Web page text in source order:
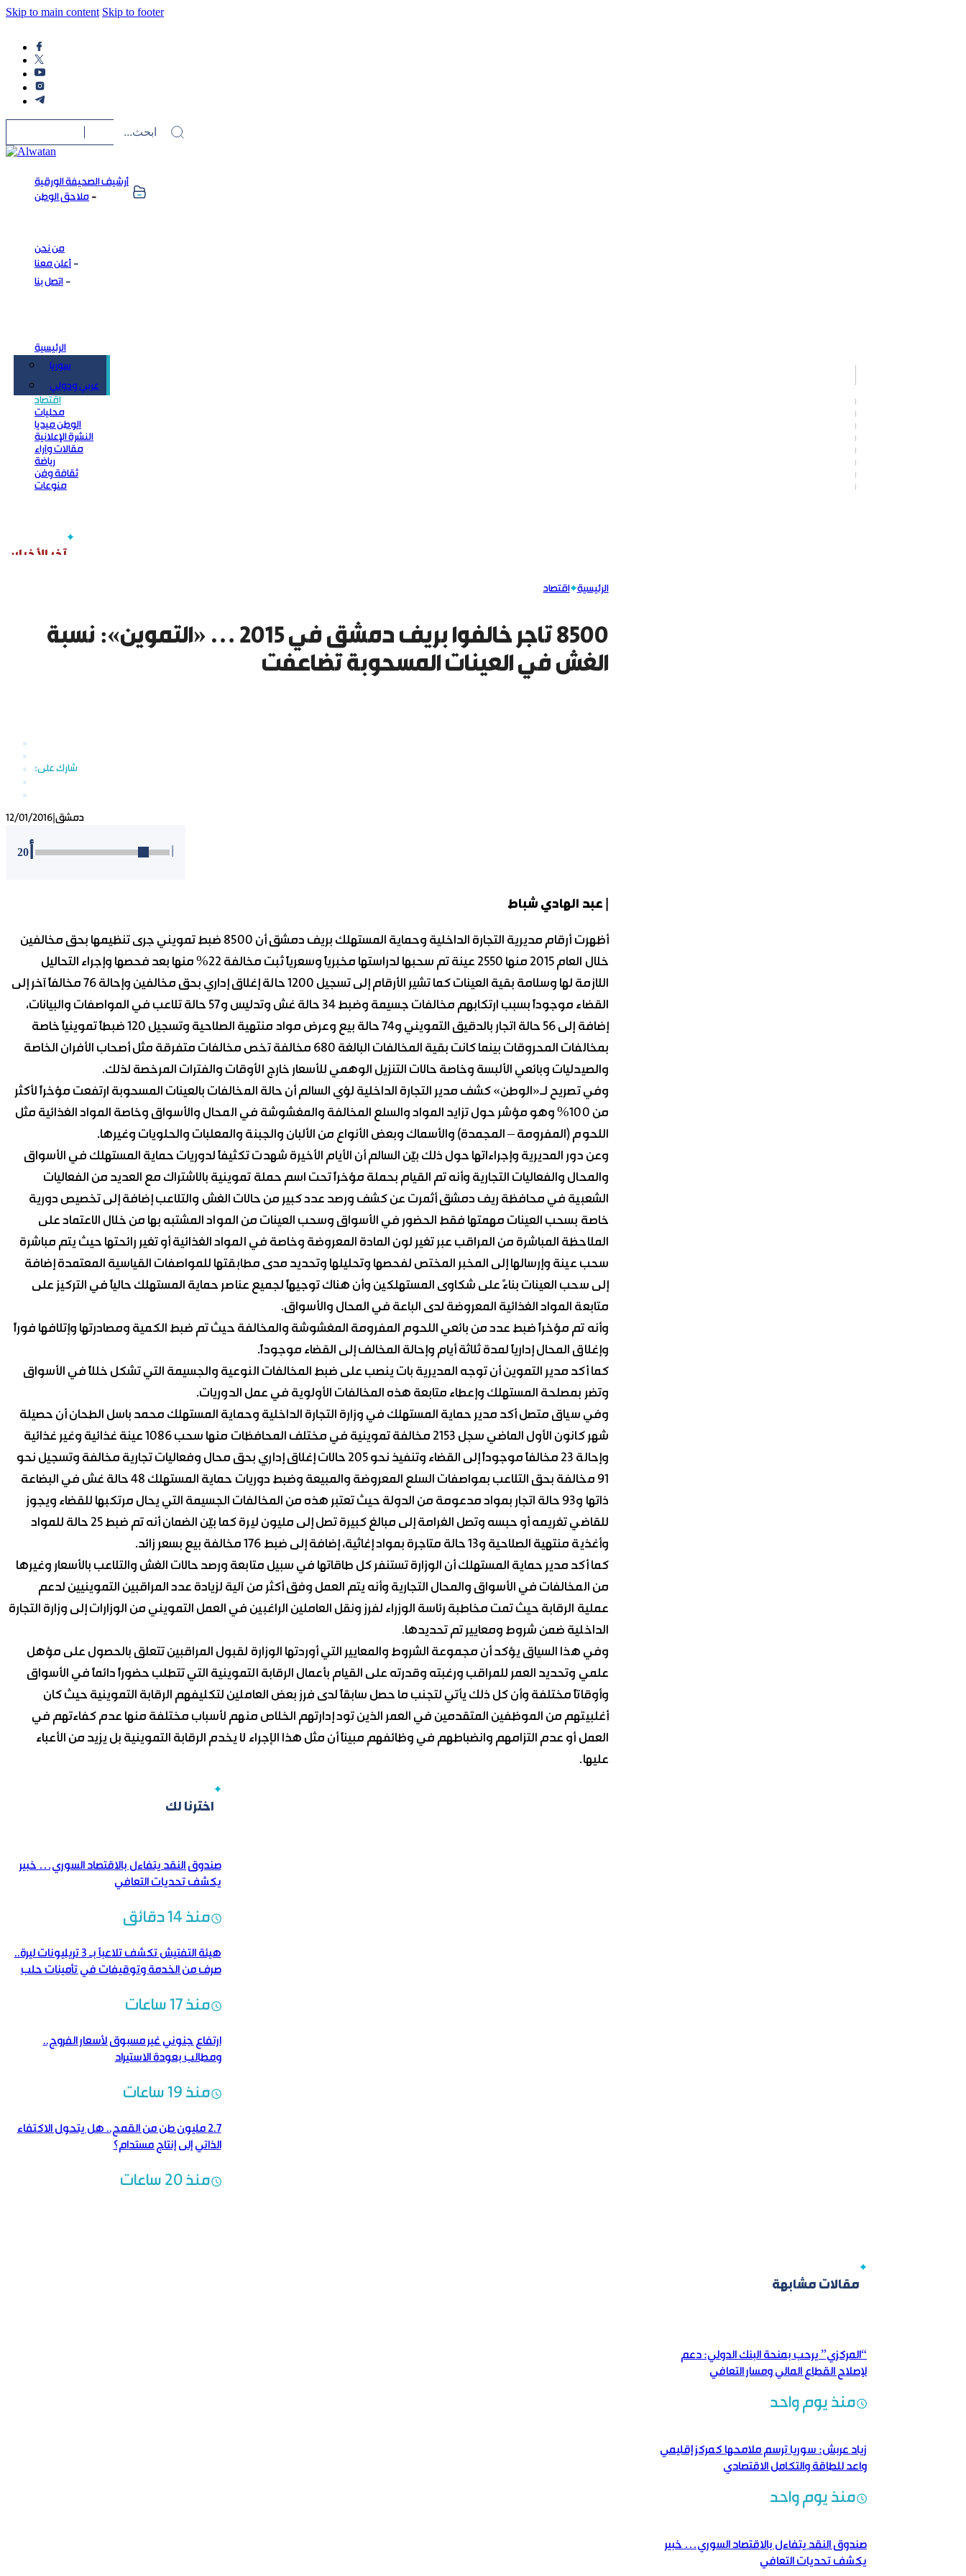
Skip to main content Skip to footer
أرشيف الصحيفة الورقية
ملاحق الوطن
من نحن
أعلن معنا
اتصل بنا
الرئيسية
سوريا
عربي ودولي
اقتصاد
محليات
الوطن ميديا
النشرة الإعلانية
مقالات وآراء
رياضة
ثقافة وفن
منوعات
الرئيسية اقتصاد
8500 تاجر خالفوا بريف دمشق في 2015 … «التموين»: نسبة
الغش في العينات المسحوبة تضاعفت
12/01/2016 دمشق
20
| عبد الهادي شباط
أظهرت أرقام مديرية التجارة الداخلية وحماية المستهلك بريف دمشق أن 8500 ضبط تمويني جرى تنظيمها بحق مخالفين
خلال العام 2015 منها 2550 عينة تم سحبها لدراستها مخبرياً وسعرياً ثبت مخالفة 22% منها بعد فحصها وإجراء التحاليل
اللازمة لها وسلامة بقية العينات كما تشير الأرقام إلى تسجيل 1200 حالة إغلاق إداري بحق مخالفين وإحالة 76 مخالفاً آخر إلى
القضاء موجوداً بسبب ارتكابهم مخالفات جسيمة وضبط 34 حالة غش وتدليس و57 حالة تلاعب في المواصفات والبيانات،
إضافة إلى 56 حالة اتجار بالدقيق التمويني و74 حالة بيع وعرض مواد منتهية الصلاحية وتسجيل 120 ضبطاً تموينياً خاصة
بمخالفات المحروقات بينما كانت بقية المخالفات البالغة 680 مخالفة تخص مخالفات متفرقة مثل أصحاب الأفران الخاصة
والصيدليات وبائعي الألبسة وخاصة حالات التنزيل الوهمي للأسعار خارج الأوقات والفترات المرخصة لذلك.
وفي تصريح لـ«الوطن» كشف مدير التجارة الداخلية لؤي السالم أن حالة المخالفات بالعينات المسحوبة ارتفعت مؤخراً لأكثر
من 100% وهو مؤشر حول تزايد المواد والسلع المخالفة والمغشوشة في المحال والأسواق وخاصة المواد الغذائية مثل
اللحوم (المفرومة – المجمدة) والأسماك وبعض الأنواع من الألبان والجبنة والمعلبات والحلويات وغيرها.
وعن دور المديرية وإجراءاتها حول ذلك بيّن السالم أن الأيام الأخيرة شهدت تكثيفاً لدوريات حماية المستهلك في الأسواق
والمحال والفعاليات التجارية وأنه تم القيام بحملة مؤخراً تحت اسم حملة تموينية بالاشتراك مع العديد من الفعاليات
الشعبية في محافظة ريف دمشق أثمرت عن كشف ورصد عدد كبير من حالات الغش والتلاعب إضافة إلى تخصيص دورية
خاصة بسحب العينات مهمتها فقط الحضور في الأسواق وسحب العينات من المواد المشتبه بها من خلال الاعتماد على
الملاحظة المباشرة من المراقب عبر تغير لون المادة المعروضة وخاصة في المواد الغذائية أو تغير رائحتها حيث يتم مباشرة
سحب عينة وإرسالها إلى المخبر المختص لفحصها وتحليلها وتحديد مدى مطابقتها للمواصفات القياسية المعتمدة إضافة
إلى سحب العينات بناءً على شكاوى المستهلكين وأن هناك توجيهاً لجميع عناصر حماية المستهلك حالياً في التركيز على
متابعة المواد الغذائية المعروضة لدى الباعة في المحال والأسواق.
وأنه تم مؤخراً ضبط عدد من بائعي اللحوم المفرومة المغشوشة والمخالفة حيث تم ضبط الكمية ومصادرتها وإتلافها فوراً
وإغلاق المحال إدارياً لمدة ثلاثة أيام وإحالة المخالف إلى القضاء موجوداً.
كما أكد مدير التموين أن توجه المديرية بات ينصب على ضبط المخالفات النوعية والجسيمة التي تشكل خللاً في الأسواق
وتضر بمصلحة المستهلك وإعطاء متابعة هذه المخالفات الأولوية في عمل الدوريات.
وفي سياق متصل أكد مدير حماية المستهلك في وزارة التجارة الداخلية وحماية المستهلك محمد باسل الطحان أن حصيلة
شهر كانون الأول الماضي سجل 2153 مخالفة تموينية في مختلف المحافظات منها سحب 1086 عينة غذائية وغير غذائية
وإحالة 23 مخالفاً موجوداً إلى القضاء وتنفيذ نحو 205 حالات إغلاق إداري بحق محال وفعاليات تجارية مخالفة وتسجيل نحو
91 مخالفة بحق التلاعب بمواصفات السلع المعروضة والمبيعة وضبط دوريات حماية المستهلك 48 حالة غش في البضاعة
ذاتها و93 حالة اتجار بمواد مدعومة من الدولة حيث تعتبر هذه من المخالفات الجسيمة التي يحال مرتكبها للقضاء ويجوز
للقاضي تغريمه أو حبسه وتصل الغرامة إلى مبالغ كبيرة تصل إلى مليون ليرة كما بيّن الضمان أنه تم ضبط 25 حالة للمواد
وأغذية منتهية الصلاحية و13 حالة متاجرة بمواد إغاثية، إضافة إلى ضبط 176 مخالفة بيع بسعر زائد.
كما أكد مدير حماية المستهلك أن الوزارة تستنفر كل طاقاتها في سبيل متابعة ورصد حالات الغش والتلاعب بالأسعار وغيرها
من المخالفات في الأسواق والمحال التجارية وأنه يتم العمل وفق أكثر من آلية لزيادة عدد المراقبين التموينيين لدعم
عملية الرقابة حيث تمت مخاطبة رئاسة الوزراء لفرز ونقل العاملين الراغبين في العمل التمويني من الوزارات إلى وزارة التجارة
الداخلية ضمن شروط ومعايير تم تحديدها.
وفي هذا السياق يؤكد أن مجموعة الشروط والمعايير التي أوردتها الوزارة لقبول المراقبين تتعلق بالحصول على مؤهل
علمي وتحديد العمر للمراقب ورغبته وقدرته على القيام بأعمال الرقابة التموينية التي تتطلب حضوراً دائماً في الأسواق
وأوقاتاً مختلفة وأن كل ذلك يأتي لتجنب ما حصل سابقاً لدى فرز بعض العاملين لتكليفهم الرقابة التموينية حيث كان
أغلبيتهم من الموظفين المتقدمين في العمر الذين تود إدارتهم الخلاص منهم لأسباب مختلفة منها عدم كفاءتهم في
العمل أو عدم التزامهم وانضباطهم في وظائفهم مبيناً أن مثل هذا الإجراء لا يخدم الرقابة التموينية بل يزيد من الأعباء
عليها.
اخترنا لك
صندوق النقد يتفاءل بالاقتصاد السوري… خبير
يكشف تحديات التعافي
منذ 14 دقائق
هيئة التفتيش تكشف تلاعباً بـ 3 تريليونات ليرة..
صرف من الخدمة وتوقيفات في تأمينات حلب
منذ 17 ساعات
ارتفاع جنوني غير مسبوق لأسعار الفروج..
ومطالب بعودة الاستيراد
منذ 19 ساعات
2.7 مليون طن من القمح.. هل يتحول الاكتفاء
الذاتي إلى إنتاج مستدام؟
منذ 20 ساعات
مقالات مشابهة
“المركزي” يرحب بمنحة البنك الدولي: دعم
لإصلاح القطاع المالي ومسار التعافي
منذ يوم واحد
زياد عربش: سوريا ترسم ملامحها كمركز إقليمي
واعد للطاقة والتكامل الاقتصادي
منذ يوم واحد
صندوق النقد يتفاءل بالاقتصاد السوري… خبير
يكشف تحديات التعافي